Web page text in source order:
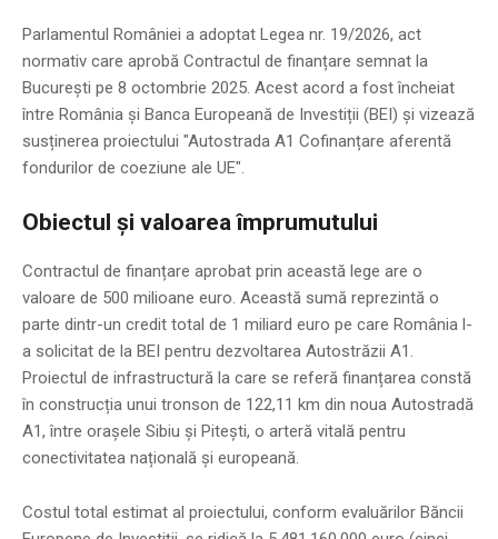
Parlamentul României a adoptat Legea nr. 19/2026, act
normativ care aprobă Contractul de finanțare semnat la
București pe 8 octombrie 2025. Acest acord a fost încheiat
între România și Banca Europeană de Investiții (BEI) și vizează
susținerea proiectului "Autostrada A1 Cofinanțare aferentă
fondurilor de coeziune ale UE".
Obiectul și valoarea împrumutului
Contractul de finanțare aprobat prin această lege are o
valoare de 500 milioane euro. Această sumă reprezintă o
parte dintr-un credit total de 1 miliard euro pe care România l-
a solicitat de la BEI pentru dezvoltarea Autostrăzii A1.
Proiectul de infrastructură la care se referă finanțarea constă
în construcția unui tronson de 122,11 km din noua Autostradă
A1, între orașele Sibiu și Pitești, o arteră vitală pentru
conectivitatea națională și europeană.
Costul total estimat al proiectului, conform evaluărilor Băncii